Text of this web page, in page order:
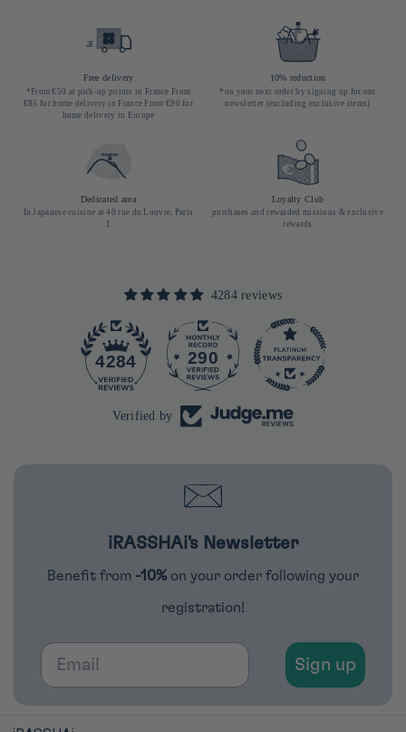
Free delivery
*From €50 at pick-up points in France From
€85 for home delivery in France From €90 for
home delivery in Europe
10% reduction
*on your next order by signing up for our
newsletter (excluding exclusive items)
Dedicated area
In Japanese cuisine at 40 rue du Louvre, Paris
1
Loyalty Club
purchases and rewarded missions & exclusive
rewards
4284 reviews
4284 290
Verified by
iRASSHAi's Newsletter
Benefit from -10% on your order following your
registration!
Email
Sign up